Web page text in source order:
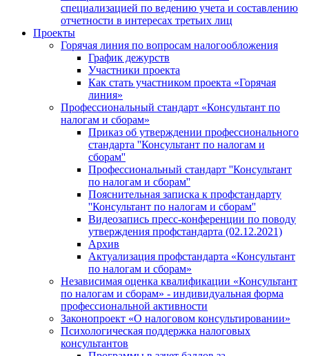
специализацией по ведению учета и составлению
отчетности в интересах третьих лиц
Проекты
Горячая линия по вопросам налогообложения
График дежурств
Участники проекта
Как стать участником проекта «Горячая
линия»
Профессиональный стандарт «Консультант по
налогам и сборам»
Приказ об утверждении профессионального
стандарта ''Консультант по налогам и
сборам''
Профессиональный стандарт ''Консультант
по налогам и сборам''
Пояснительная записка к профстандарту
''Консультант по налогам и сборам''
Видеозапись пресс-конференции по поводу
утверждения профстандарта (02.12.2021)
Архив
Актуализация профстандарта «Консультант
по налогам и сборам»
Независимая оценка квалификации «Консультант
по налогам и сборам» - индивидуальная форма
профессиональной активности
Законопроект «О налоговом консультировании»
Психологическая поддержка налоговых
консультантов